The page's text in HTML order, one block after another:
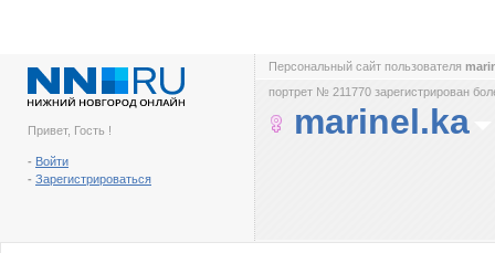
Привет, Гость !
- Войти
- Зарегистрироваться
Персональный сайт пользователя
портрет № 211770 зарегистрирован
marinel.ka